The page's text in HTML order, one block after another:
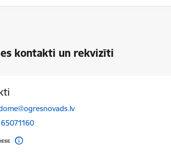
kontakti un rekvizīti